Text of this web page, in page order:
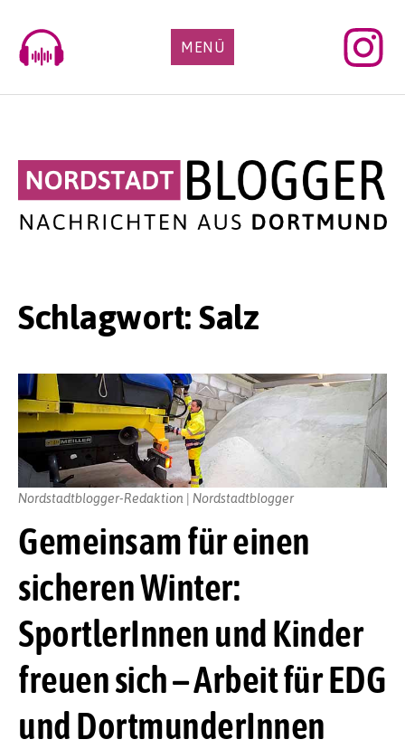
content
MENÜ
Schlagwort:Salz
Gemeinsam für einen
sicheren Winter:
SportlerInnen und Kinder
freuen sich – Arbeit für EDG
und DortmunderInnen
Nordstadtblogger-Redaktion | Nordstadtblogger